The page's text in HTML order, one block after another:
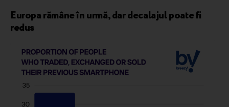
Europa rămâne în urmă, dar decalajul poate fi
redus